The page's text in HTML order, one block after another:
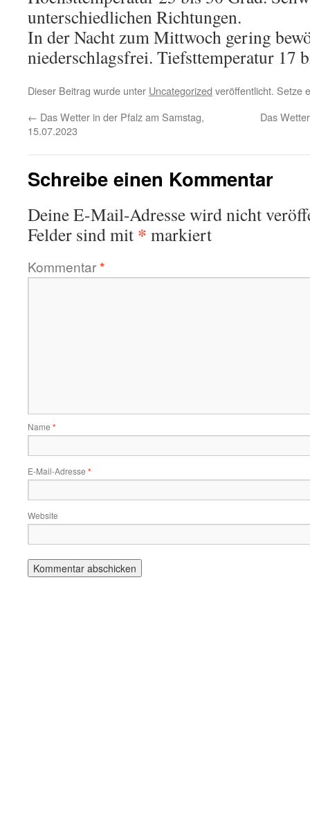
unterschiedlichen Richtungen.
In der Nacht zum Mittwoch gering
niederschlagsfrei. Tiefsttemperatur 17
Dieser Beitrag wurde unter Uncategorized veröffentlicht. Setze
← Das Wetter in der Pfalz am Samstag,
15.07.2023
Das
Schreibe einen Kommentar
Deine E-Mail-Adresse wird nicht
Felder sind mit * markiert
Kommentar*
Name *
E-Mail-Adresse *
Website